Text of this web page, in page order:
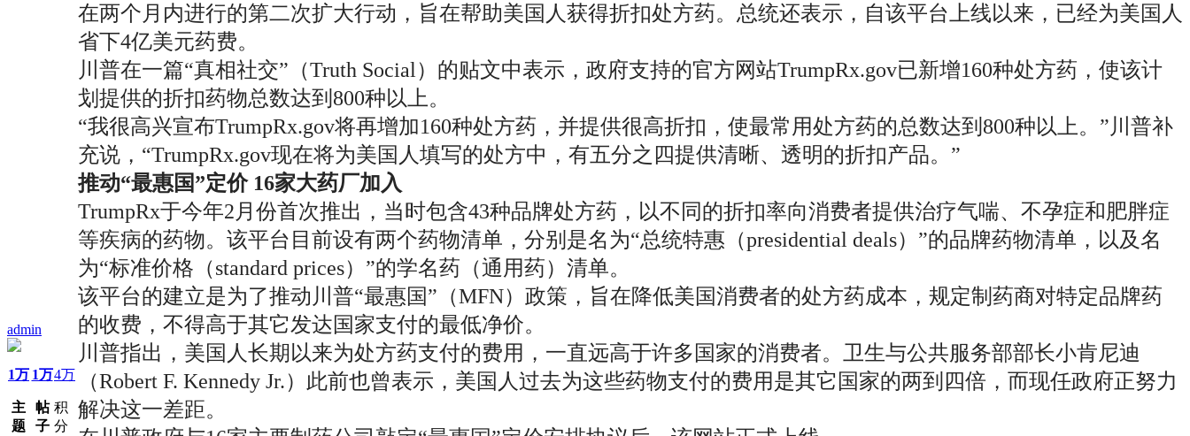
admin
1万
主
题
1万
帖
子
4万
积
分
在两个月内进行的第二次扩大行动，旨在帮助美国人获得折扣处方药。总统还表示，自该平台上线以来，已经为美国人
省下4亿美元药费。
川普在一篇“真相社交”（Truth Social）的贴文中表示，政府支持的官方网站TrumpRx.gov已新增160种处方药，使该计
划提供的折扣药物总数达到800种以上。
“我很高兴宣布TrumpRx.gov将再增加160种处方药，并提供很高折扣，使最常用处方药的总数达到800种以上。”川普补
充说，“TrumpRx.gov现在将为美国人填写的处方中，有五分之四提供清晰、透明的折扣产品。”
推动“最惠国”定价 16家大药厂加入
TrumpRx于今年2月份首次推出，当时包含43种品牌处方药，以不同的折扣率向消费者提供治疗气喘、不孕症和肥胖症
等疾病的药物。该平台目前设有两个药物清单，分别是名为“总统特惠（presidential deals）”的品牌药物清单，以及名
为“标准价格（standard prices）”的学名药（通用药）清单。
该平台的建立是为了推动川普“最惠国”（MFN）政策，旨在降低美国消费者的处方药成本，规定制药商对特定品牌药
的收费，不得高于其它发达国家支付的最低净价。
川普指出，美国人长期以来为处方药支付的费用，一直远高于许多国家的消费者。卫生与公共服务部部长小肯尼迪
（Robert F. Kennedy Jr.）此前也曾表示，美国人过去为这些药物支付的费用是其它国家的两到四倍，而现任政府正努力
解决这一差距。